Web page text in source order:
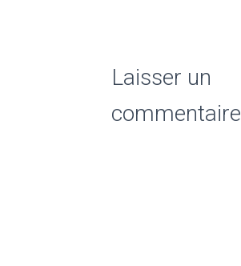
Laisser un
commentaire